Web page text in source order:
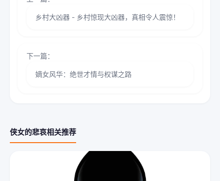
乡村大凶器 - 乡村惊现大凶器，真相令人震惊！
下一篇：
嫡女风华：绝世才情与权谋之路
侠女的悲哀相关推荐